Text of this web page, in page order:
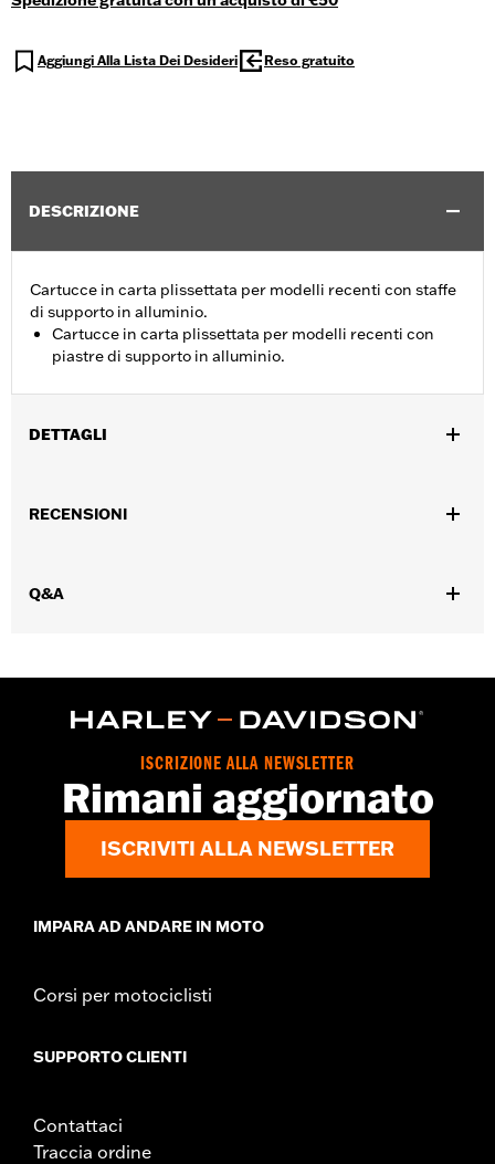
Aggiungi Alla Lista Dei Desideri Reso gratuito
DESCRIZIONE
Cartucce in carta plissettata per modelli recenti con staffe
di supporto in alluminio.
Cartucce in carta plissettata per modelli recenti con
piastre di supporto in alluminio.
DETTAGLI
Venduti singolarmente:
RECENSIONI
Q&A
ISCRIZIONE ALLA NEWSLETTER
Rimani aggiornato
ISCRIVITI ALLA NEWSLETTER
IMPARA AD ANDARE IN MOTO
Corsi per motociclisti
SUPPORTO CLIENTI
Contattaci
Traccia ordine